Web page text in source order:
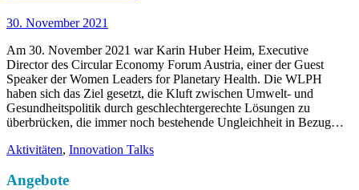
30. November 2021
Am 30. November 2021 war Karin Huber Heim, Executive
Director des Circular Economy Forum Austria, einer der Guest
Speaker der Women Leaders for Planetary Health. Die WLPH
haben sich das Ziel gesetzt, die Kluft zwischen Umwelt- und
Gesundheitspolitik durch geschlechtergerechte Lösungen zu
überbrücken, die immer noch bestehende Ungleichheit in Bezug…
Aktivitäten, Innovation Talks
Angebote